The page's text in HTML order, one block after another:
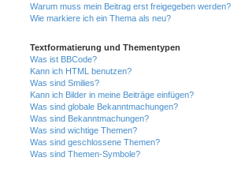
Warum muss mein Beitrag erst freigegeben werden?
Wie markiere ich ein Thema als neu?
Textformatierung und Thementypen
Was ist BBCode?
Kann ich HTML benutzen?
Was sind Smilies?
Kann ich Bilder in meine Beiträge einfügen?
Was sind globale Bekanntmachungen?
Was sind Bekanntmachungen?
Was sind wichtige Themen?
Was sind geschlossene Themen?
Was sind Themen-Symbole?